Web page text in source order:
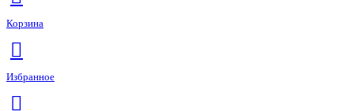
Корзина
Избранное